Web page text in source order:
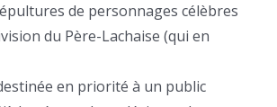
de personnages célèbres
du Père-Lachaise (qui en
en priorité à un public